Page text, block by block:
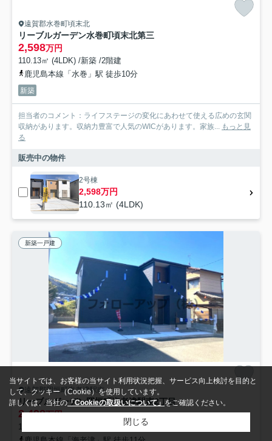
遠賀郡水巻町頃末北
リーブルガーデン水巻町頃末北第三
2,598万円
110.13㎡ (4LDK) /新築 /2階建
鹿児島本線「水巻」駅 徒歩10分
新築
担当者のコメント：ライフステージの変化にあわせて使える広めの玄関
収納があります。収納力豊富で人気のWICがあります。家族...
もっと見
る
販売中の物件
2号棟
2,598万円
110.13㎡ (4LDK)
新築一戸建
遠賀郡岡垣町海老津駅南
リーブルガーデン岡垣町海老津駅南2丁目
2,498万円
117.58㎡ (4LDK) /新築 /2階建
当サイトでは、お客様の当サイト利用状況把握、サービス向上検討を目的と
して、クッキー（Cookie）を使用しています。
詳しくは、当社の「Cookieの取扱いについて」 をご確認ください。
閉じる